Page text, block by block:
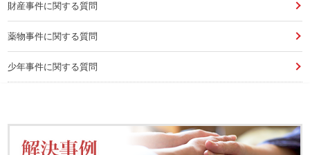
財産事件に関する質問
薬物事件に関する質問
少年事件に関する質問